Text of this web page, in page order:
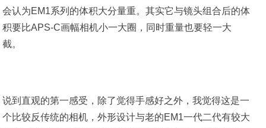
会认为EM1系列的体积大分量重。其实它与镜头组合后的体
积要比APS-C画幅相机小一大圈，同时重量也要轻一大
截。
说到直观的第一感受，除了觉得手感好之外，我觉得这是一
个比较反传统的相机，外形设计与老的EM1一代二代有较大